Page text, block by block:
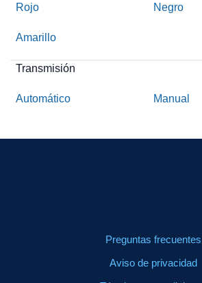
Rojo Negro
Amarillo
Transmisión
Automático Manual
Preguntas frecuentes
Aviso de privacidad